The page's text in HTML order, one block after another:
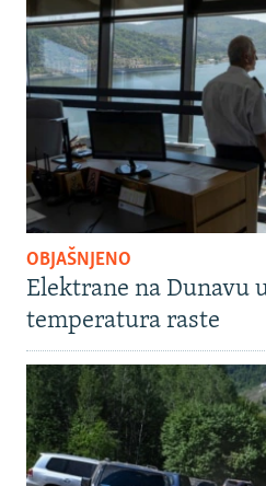
OBJAŠNJENO
Elektrane na Dunavu
temperatura raste